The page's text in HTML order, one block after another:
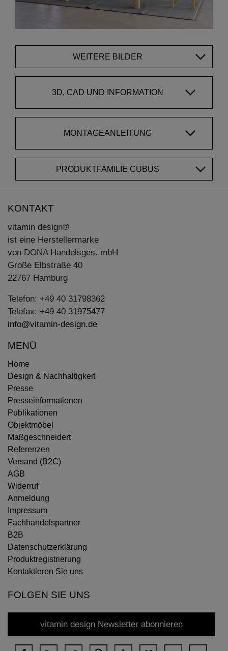
WEITERE BILDER
3D, CAD UND INFORMATION
MONTAGEANLEITUNG
PRODUKTFAMILIE CUBUS
KONTAKT
vitamin design®
ist eine Herstellermarke
von DONA Handelsges. mbH
Große Elbstraße 40
22767 Hamburg
Telefon: +49 40 31798362
Telefax: +49 40 31975477
info@vitamin-design.de
MENÜ
Home
Design & Nachhaltigkeit
Presse
Presseinformationen
Publikationen
Objektmöbel
Maßgeschneidert
Referenzen
Versand (B2C)
AGB
Widerruf
Anmeldung
Impressum
Fachhandelspartner
B2B
Datenschutzerklärung
Produktregistrierung
Kontaktieren Sie uns
FOLGEN SIE UNS
vitamin design Newsletter abonnieren